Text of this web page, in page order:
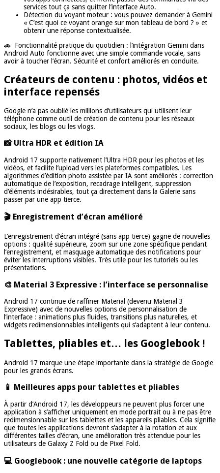
services tout ça sans quitter l’interface Auto.
Détection du voyant moteur : vous pouvez demander à Gemini
« C’est quoi ce voyant orange sur mon tableau de bord ? » et
obtenir une réponse contextualisée.
🚗 Fonctionnalité pratique du quotidien : l’intégration Gemini dans
Android Auto fonctionne avec une simple commande vocale, sans
avoir à toucher l’écran. Sécurité et confort améliorés en conduite.
Créateurs de contenu : photos, vidéos et
interface repensés
Google n’a pas oublié les millions d’utilisateurs qui utilisent leur
téléphone comme outil de création de contenu pour les réseaux
sociaux, les blogs ou les vlogs.
📸 Ultra HDR et édition IA
Android 17 supporte nativement l’Ultra HDR pour les photos et les
vidéos, et facilite l’upload vers les plateformes compatibles. Les
algorithmes d’édition photo assistée par IA sont améliorés : correction
automatique de l’exposition, recadrage intelligent, suppression
d’éléments indésirables, tout ça directement dans la Galerie sans
passer par une app tierce.
🎬 Enregistrement d’écran amélioré
L’enregistrement d’écran intégré (sans app tierce) gagne de nouvelles
options : qualité supérieure, zoom sur une zone spécifique pendant
l’enregistrement, et masquage automatique des notifications pour
éviter les interruptions visibles. Très utile pour les tutoriels ou les
présentations.
🎨 Material 3 Expressive : l’interface se personnalise
Android 17 continue de raffiner Material (devenu Material 3
Expressive) avec de nouvelles options de personnalisation de
l’interface : animations plus fluides, transitions plus naturelles, et
widgets redimensionnables intelligents qui s’adaptent à leur contenu.
Tablettes, pliables et… les Googlebook !
Android 17 marque une étape importante dans la stratégie de Google
pour les grands écrans.
📱 Meilleures apps pour tablettes et pliables
À partir d’Android 17, les développeurs ne peuvent plus forcer une
application à s’afficher uniquement en mode portrait ou à ne pas être
redimensionnable sur les tablettes et les appareils pliables. Cela signifie
que toutes les applications devront s’adapter à la rotation et aux
différentes tailles d’écran, une amélioration très attendue pour les
utilisateurs de Galaxy Z Fold ou de Pixel Fold.
💻 Googlebook : une nouvelle catégorie de laptops